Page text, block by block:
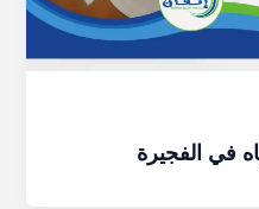
في الفجيرة